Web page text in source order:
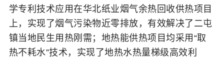
学专利技术应用在华北纸业烟气余热回收供热项目
上，实现了烟气污染物近零排放，有效解决了二屯
镇当地民生用热刚需；地热能供热项目均采用“取
热不耗水”技术，实现了地热水热量梯级高效利